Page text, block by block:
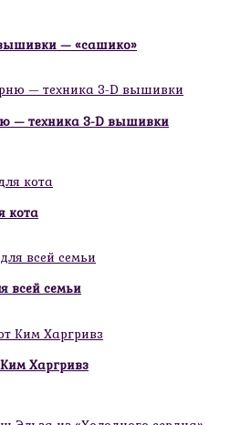
— «сашико»
— техника 3-D вышивки
кота
всей семьи
Харгривз